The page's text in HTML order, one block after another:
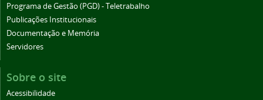
Programa de Gestão (PGD) - Teletrabalho
Publicações Institucionais
Documentação e Memória
Servidores
Sobre o site
Acessibilidade